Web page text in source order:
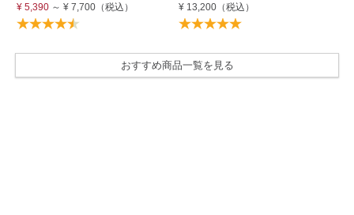
¥ 5,390～ ¥ 7,700（税込）
¥ 13,200 （税込）
おすすめ商品一覧を見る